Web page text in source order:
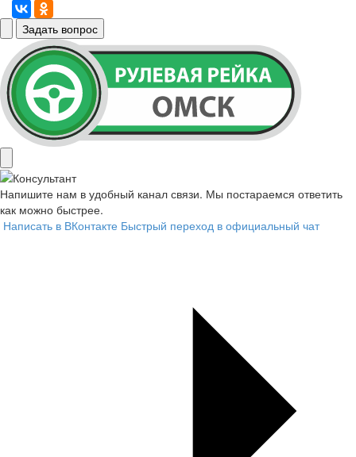
Задать вопрос
Напишите нам в удобный канал связи. Мы постараемся ответить
как можно быстрее.
Написать в ВКонтакте Быстрый переход в официальный чат